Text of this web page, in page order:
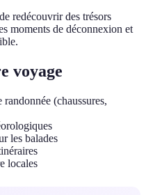
redécouvrir des trésors
moments de déconnexion et
voyage
(chaussures,
les balades
locales